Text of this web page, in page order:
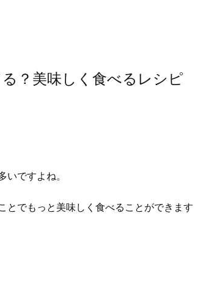
？美味しく食べるレシピ
ですよね。
とでもっと美味しく食べることができます